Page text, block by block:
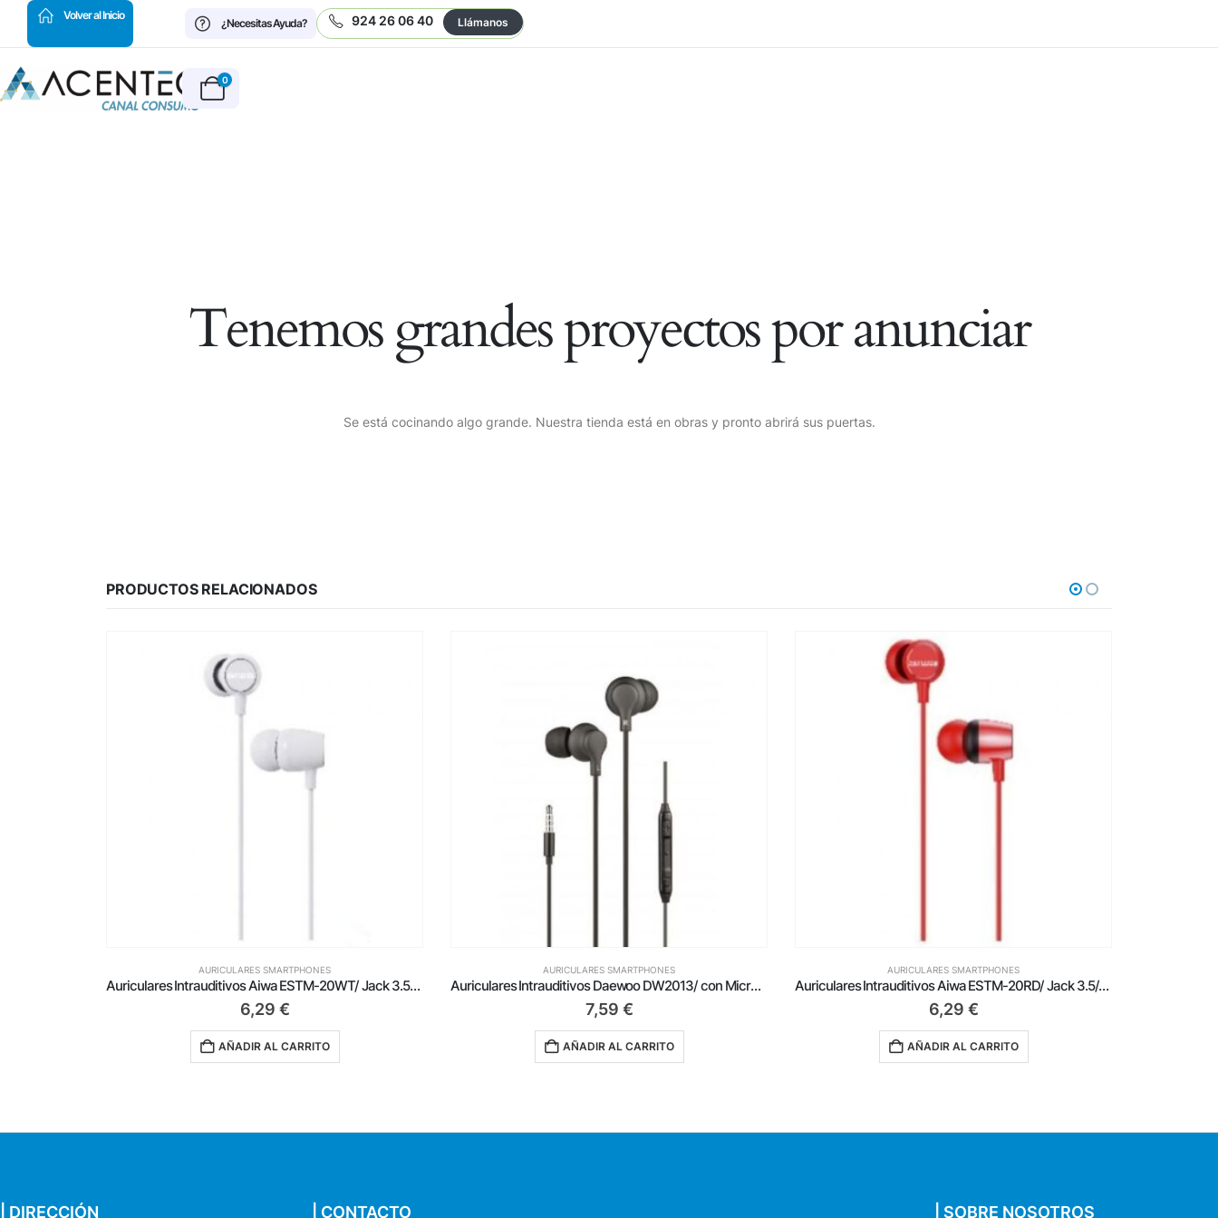
Volver al Inicio
¿Necesitas Ayuda?
924 26 06 40 Llámanos
0
Tenemos grandes proyectos por anunciar
Se está cocinando algo grande. Nuestra tienda está en obras y pronto abrirá sus puertas.
PRODUCTOS RELACIONADOS
AURICULARES SMARTPHONES
Auriculares Intrauditivos Daewoo DW2013/ con Micrófono/ Jack 3.5/ Negros
7,59 €
AÑADIR AL CARRITO
AURICULARES SMARTPHONES
Auriculares Intrauditivos Aiwa ESTM-20RD/ Jack 3.5/ Rojos
6,29€
AÑADIR AL CARRITO
AURICULARES SMARTPHONES
Auriculares Intrauditivos Aiwa ESTM-50WT/ con Micrófono/ Jack 3.5/ Blancos
7,19 €
AÑADIR AL CARRITO
| DIRECCIÓN | CONTACTO | SOBRE NOSOTROS